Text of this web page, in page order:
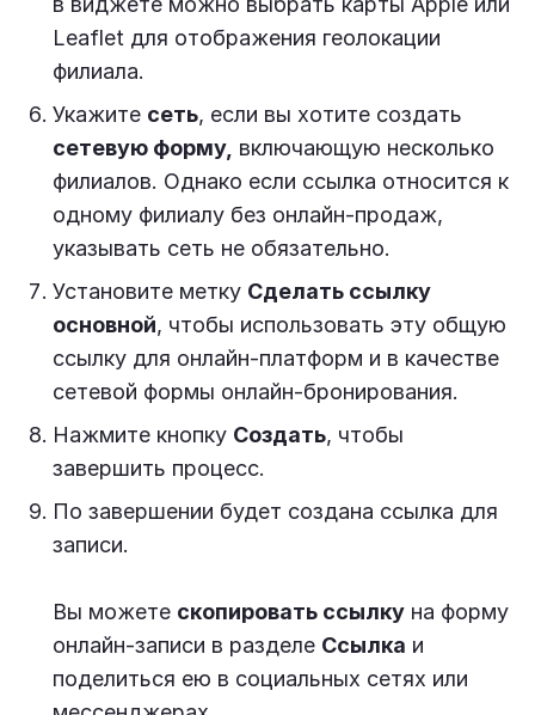
Leaflet для отображения геолокации
филиала.
Укажите сеть, если вы хотите создать
сетевую форму, включающую несколько
филиалов. Однако если ссылка относится к
одному филиалу без онлайн-продаж,
указывать сеть не обязательно.
Установите метку Сделать ссылку
основной, чтобы использовать эту общую
ссылку для онлайн-платформ и в качестве
сетевой формы онлайн-бронирования.
Нажмите кнопку Создать, чтобы
завершить процесс.
По завершении будет создана ссылка для
записи.
Вы можете скопировать ссылку на форму
онлайн-записи в разделе Ссылка и
поделиться ею в социальных сетях или